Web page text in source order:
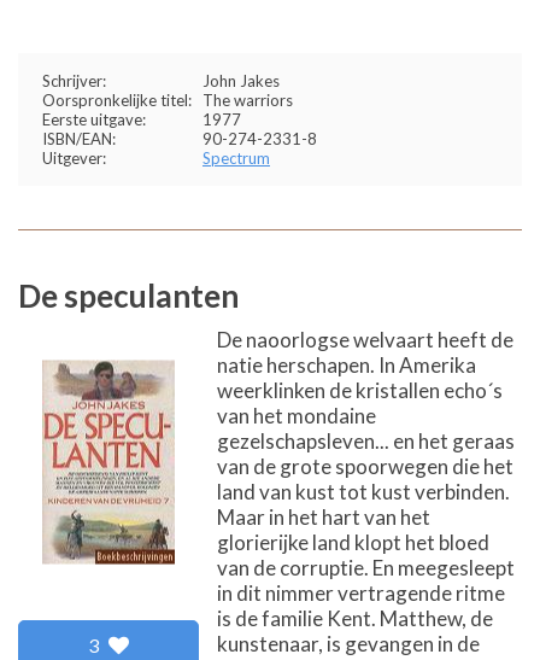
Schrijver:
John Jakes
Oorspronkelijke titel:
The warriors
Eerste uitgave:
1977
ISBN/EAN:
90-274-2331-8
Uitgever:
Spectrum
De speculanten
3
De naoorlogse welvaart heeft de
natie herschapen. In Amerika
weerklinken de kristallen echo´s
van het mondaine
gezelschapsleven... en het geraas
van de grote spoorwegen die het
land van kust tot kust verbinden.
Maar in het hart van het
glorierijke land klopt het bloed
van de corruptie. En meegesleept
in dit nimmer vertragende ritme
is de familie Kent. Matthew, de
kunstenaar, is gevangen in de